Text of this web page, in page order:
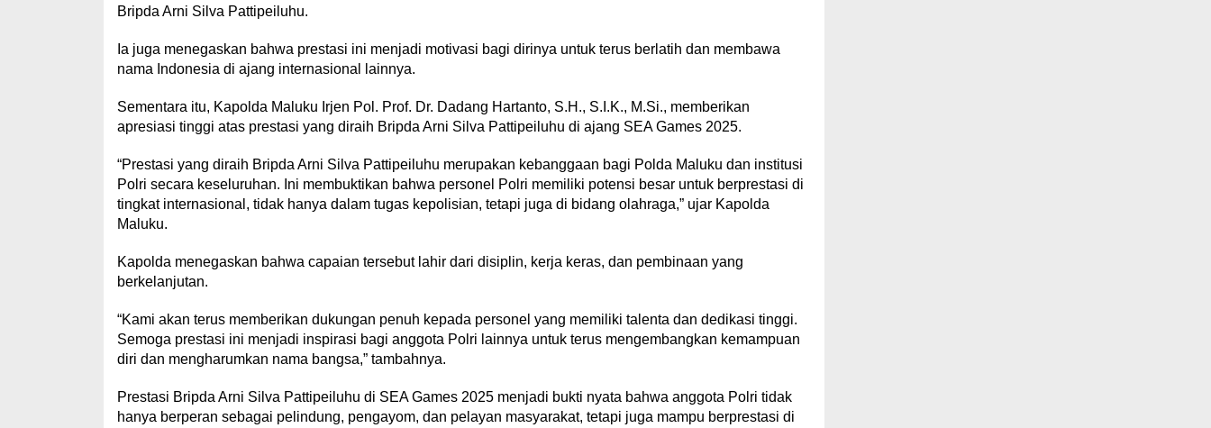
Bripda Arni Silva Pattipeiluhu.
Ia juga menegaskan bahwa prestasi ini menjadi motivasi bagi dirinya untuk terus berlatih dan membawa
nama Indonesia di ajang internasional lainnya.
Sementara itu, Kapolda Maluku Irjen Pol. Prof. Dr. Dadang Hartanto, S.H., S.I.K., M.Si., memberikan
apresiasi tinggi atas prestasi yang diraih Bripda Arni Silva Pattipeiluhu di ajang SEA Games 2025.
“Prestasi yang diraih Bripda Arni Silva Pattipeiluhu merupakan kebanggaan bagi Polda Maluku dan institusi
Polri secara keseluruhan. Ini membuktikan bahwa personel Polri memiliki potensi besar untuk berprestasi di
tingkat internasional, tidak hanya dalam tugas kepolisian, tetapi juga di bidang olahraga,” ujar Kapolda
Maluku.
Kapolda menegaskan bahwa capaian tersebut lahir dari disiplin, kerja keras, dan pembinaan yang
berkelanjutan.
“Kami akan terus memberikan dukungan penuh kepada personel yang memiliki talenta dan dedikasi tinggi.
Semoga prestasi ini menjadi inspirasi bagi anggota Polri lainnya untuk terus mengembangkan kemampuan
diri dan mengharumkan nama bangsa,” tambahnya.
Prestasi Bripda Arni Silva Pattipeiluhu di SEA Games 2025 menjadi bukti nyata bahwa anggota Polri tidak
hanya berperan sebagai pelindung, pengayom, dan pelayan masyarakat, tetapi juga mampu berprestasi di